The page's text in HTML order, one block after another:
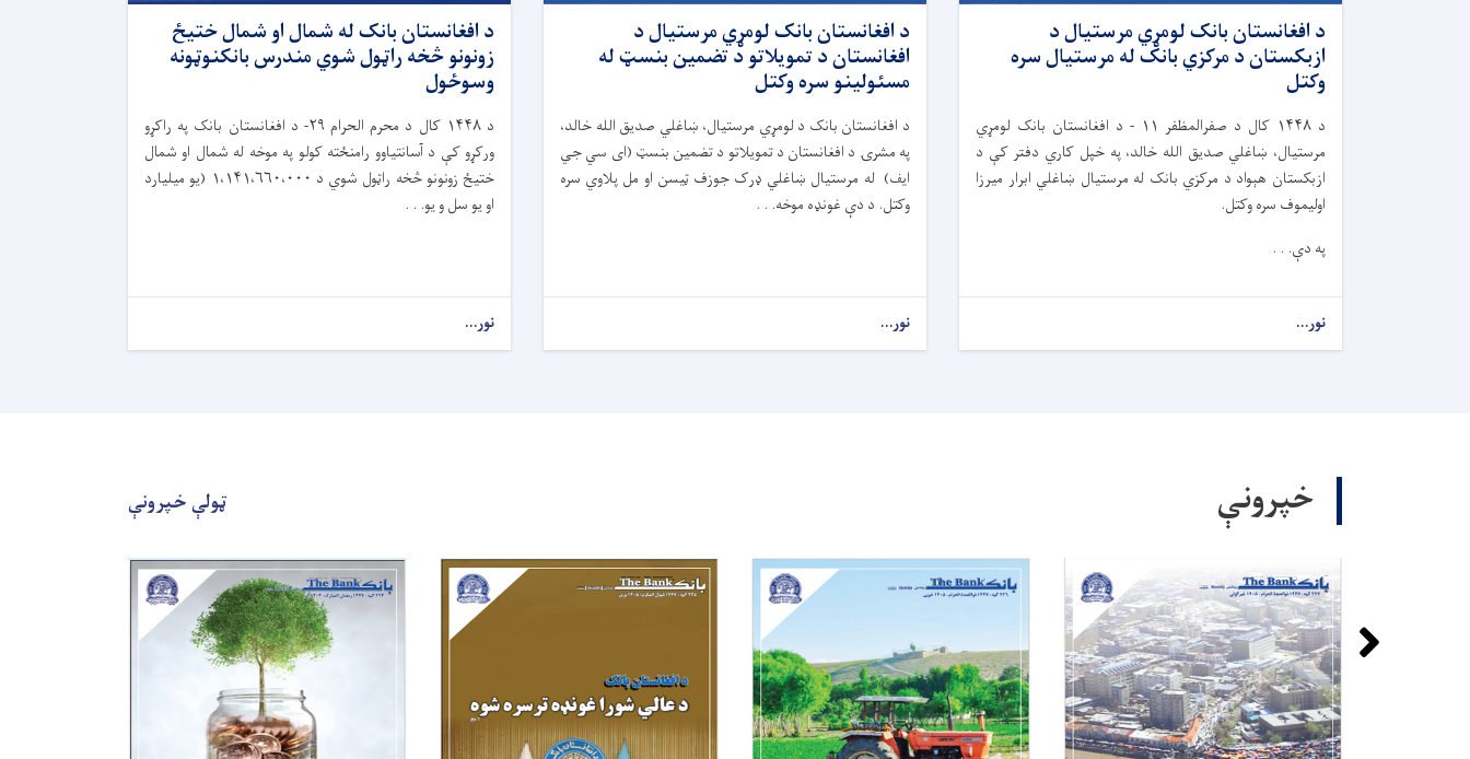
د افغانستان بانک لومړي مرستیال د
ازبکستان د مرکزي بانک له مرستیال سره
وکتل
د ۱۴۴۸ کال د صفرالمظفر ۱۱ -
د افغانستان بانک لومړي
مرستیال، ښاغلي صدیق الله خالد، په خپل کاري دفتر کې د
ازبکستان هېواد د مرکزي بانک له مرستیال ښاغلي ابرار میرزا
اولیموف سره وکتل.
په دې. . .
نور...
د افغانستان بانک لومړي مرستیال د
افغانستان د تمویلاتو د تضمین بنسټ له
مسئولینو سره وکتل
د افغانستان بانک د لومړي مرستیال، ښاغلي صدیق الله خالد،
په مشرۍ د افغانستان د تمویلاتو د تضمین بنسټ (ای سي جي
ایف) له مرستیال ښاغلي ډرک جوزف ټیسن او مل پلاوي سره
وکتل. د دې غونډه موخه. . .
نور...
د افغانستان بانک له شمال او شمال ختیځ
زونونو څخه راټول شوي مندرس بانکنوټونه
وسوځول
د۱۴۴۸ کال د محرم الحرام ۲۹- د افغانستان بانک په راکړو
ورکړو کې د آسانتیاوو رامنځته کولو په موخه له شمال او شمال
ختیځ زونونو څخه راټول شوي د ۱،۱۴۱،۶۶۰،۰۰۰ ( یو میلیارد
او یو سل و یو. . .
نور...
خپرونې ټولې خپرونې